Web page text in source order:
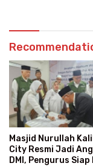
Masjid Nurullah
City Resmi Jadi
DMI, Pengurus